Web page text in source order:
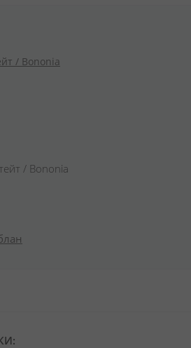
/ Bononia
/ Bononia